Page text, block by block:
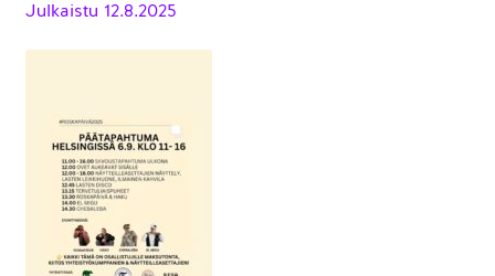
Julkaistu 12.8.2025